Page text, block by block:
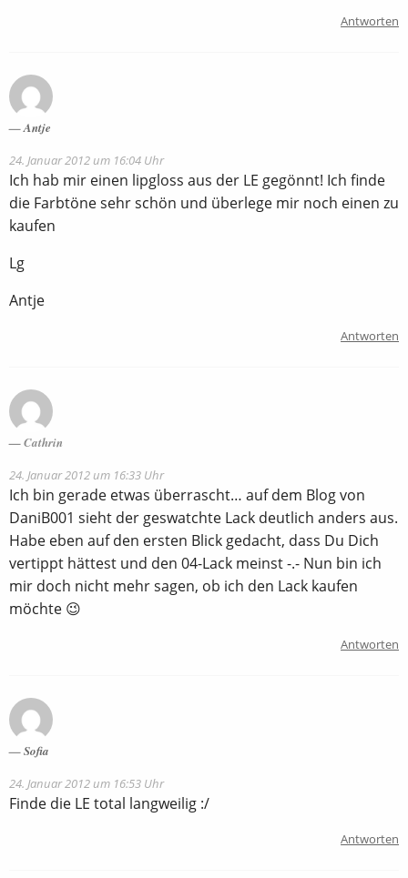
Antworten
Antje
24. Januar 2012 um 16:04 Uhr
Ich hab mir einen lipgloss aus der LE gegönnt! Ich finde
die Farbtöne sehr schön und überlege mir noch einen zu
kaufen
Lg
Antje
Antworten
Cathrin
24. Januar 2012 um 16:33 Uhr
Ich bin gerade etwas überrascht… auf dem Blog von
DaniB001 sieht der geswatchte Lack deutlich anders aus.
Habe eben auf den ersten Blick gedacht, dass Du Dich
vertippt hättest und den 04-Lack meinst -.- Nun bin ich
mir doch nicht mehr sagen, ob ich den Lack kaufen
möchte 😉
Antworten
Sofia
24. Januar 2012 um 16:53 Uhr
Finde die LE total langweilig :/
Antworten